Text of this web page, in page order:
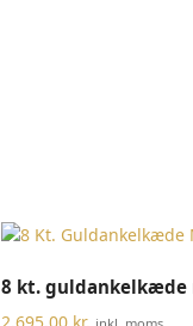
8 kt. guldankelkæde